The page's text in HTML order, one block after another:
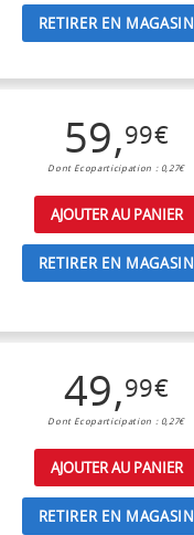
RETIRER EN MAGASIN
59,99€
Dont Ecoparticipation : 0,27€
AJOUTER AU PANIER
RETIRER EN MAGASIN
49,99€
Dont Ecoparticipation : 0,27€
AJOUTER AU PANIER
RETIRER EN MAGASIN